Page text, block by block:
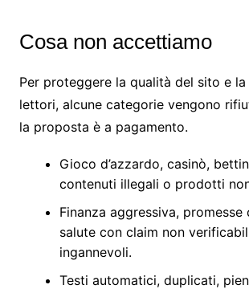
Cosa non accettiamo
Per proteggere la qualità del sito e
lettori, alcune categorie vengono
la proposta è a pagamento.
Gioco d’azzardo, casinò,
contenuti illegali o prodotti
Finanza aggressiva, promesse
salute con claim non
ingannevoli.
Testi automatici, duplicati,